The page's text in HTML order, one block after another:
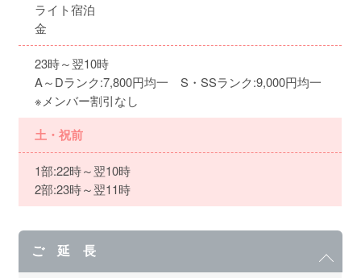
ライト宿泊
金
23時～翌10時
A～Dランク:7,800円均一 S・SSランク:9,000円均一
※メンバー割引なし
土・祝前
1部:22時～翌10時
2部:23時～翌11時
ご 延 長